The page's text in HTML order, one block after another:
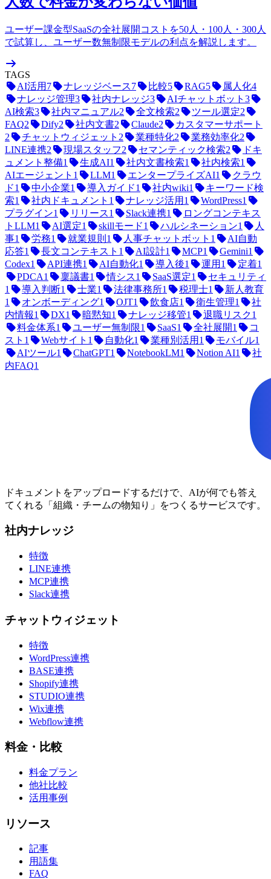
ユーザー課金型SaaSの全社展開コストを50人・100人・300人
で試算し、ユーザー数無制限モデルの利点を解説します。
TAGS
AI活用 7 ナレッジベース7 比較5 RAG5 属人化4
ナレッジ管理3 社内ナレッジ3 AIチャットボット 3
AI検索3 社内マニュアル2 全文検索2 ツール選定2
FAQ2 Dify2 社内文書2 Claude2
カスタマーサポート
2
チャットウィジェット 2 業種特化2 業務効率化2
LINE連携2 現場スタッフ2 セマンティック検索2
ドキ
ュメント整備1 生成AI1 社内文書検索1 社内検索1
AIエージェント 1 LLM1 エンタープライズAI1
クラウ
ド1 中小企業1 導入ガイド1 社内wiki1
キーワード検
索1 社内ドキュメント 1 ナレッジ活用 1 WordPress1
プラグイン1 リリース1 Slack連携1
ロングコンテキス
トLLM1 AI選定1 skillモード1 ハルシネーション1
人
事1 労務1 就業規則 1 人事チャットボット 1
AI自動
応答1 長文コンテキスト 1 AI設計1 MCP1 Gemini1
Codex1 API連携1 AI自動化1 導入後1 運用 1 定着1
PDCA1 稟議書1 情シス1 SaaS選定1
セキュリティ
1
導入判断1 士業1 法律事務所1 税理士1
新人教育
1
オンボーディング1 OJT1 飲食店1 衛生管理1
社
内情報1 DX1 暗黙知1 ナレッジ移管1 退職リスク1
料金体系1 ユーザー無制限1 SaaS1 全社展開1
コ
スト 1 Webサイト 1 自動化1 業種別活用 1 モバイル1
AIツール1 ChatGPT1 NotebookLM1 Notion AI1
社
内FAQ1
ドキュメントをアップロードするだけで、AIが何でも答え
てくれる「組織・チームの物知り」をつくるサービスです。
社内ナレッジ
特徴
LINE連携
MCP連携
Slack連携
チャットウィジェット
特徴
WordPress連携
BASE連携
Shopify連携
STUDIO連携
Wix連携
Webflow連携
料金・比較
料金プラン
他社比較
活用事例
リソース
記事
用語集
FAQ